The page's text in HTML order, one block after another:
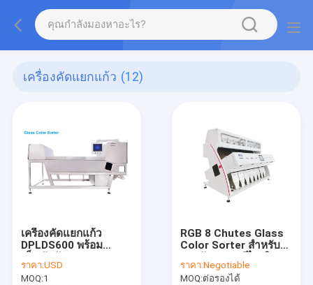
เครื่องคัดแยกแก้ว (12)
เครื่องคัดแยกแก้ว
DPLDS600 พร้อม
ราคา:USD
MOQ:1
RGB 8 Chutes Glass
Color Sorter สำหรับ
แก้ว
ราคา:Negotiable
MOQ:ต่อรองได้